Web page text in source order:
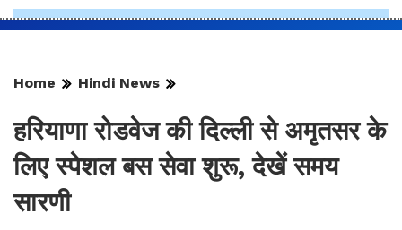
Home Hindi News
हरियाणा रोडवेज की दिल्ली से अमृतसर के
लिए स्पेशल बस सेवा शुरू, देखें समय
सारणी